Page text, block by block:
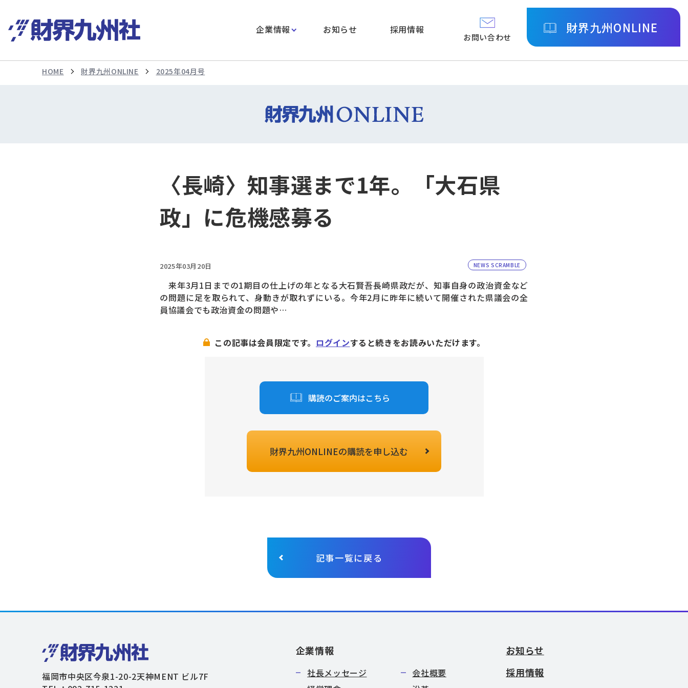
企業情報 お知らせ 採用情報
お問い合わせ
財界九州ONLINE
HOME 財界九州ONLINE 2025年04月号
〈長崎〉知事選まで1年。「大石県
政」に危機感募る
2025年03月20日 NEWS SCRAMBLE
来年3月1日までの1期目の仕上げの年となる大石賢吾長崎県政だが、知事自身の政治資金など
の問題に足を取られて、身動きが取れずにいる。今年2月に昨年に続いて開催された県議会の全
員協議会でも政治資金の問題や…
この記事は会員限定です。 ログインすると続きをお読みいただけます。
購読のご案内はこちら
財界九州ONLINEの購読を申し込む
記事一覧に戻る
福岡市中央区今泉1-20-2天神MENT ビル7F
企業情報
社長メッセージ
会社概要
お知らせ
採用情報